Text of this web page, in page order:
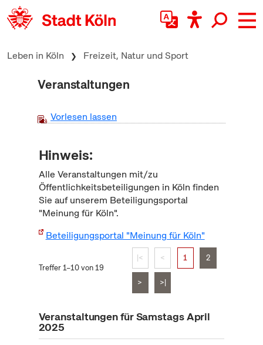
zum Inhalt springen
Leben in Köln Freizeit, Natur und Sport
Veranstaltungen
Vorlesen lassen
Hinweis:
Alle Veranstaltungen mit/zu
Öffentlichkeitsbeteiligungen in Köln finden
Sie auf unserem Beteiligungsportal
"Meinung für Köln".
Beteiligungsportal "Meinung für Köln"
Treffer 1–10 von 19
|< < 1 2
> >|
Veranstaltungen für Samstags April
2025